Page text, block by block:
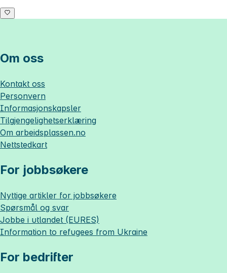
Om oss
Kontakt oss
Personvern
Informasjonskapsler
Tilgjengelighetserklæring
Om arbeidsplassen.no
Nettstedkart
For jobbsøkere
Nyttige artikler for jobbsøkere
Spørsmål og svar
Jobbe i utlandet (EURES)
Information to refugees from Ukraine
For bedrifter